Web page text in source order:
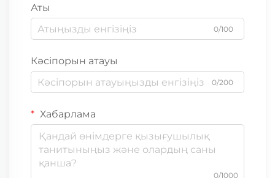
Аты
0/100
Кәсіпорын атауы
0/200
Хабарлама
0/1000